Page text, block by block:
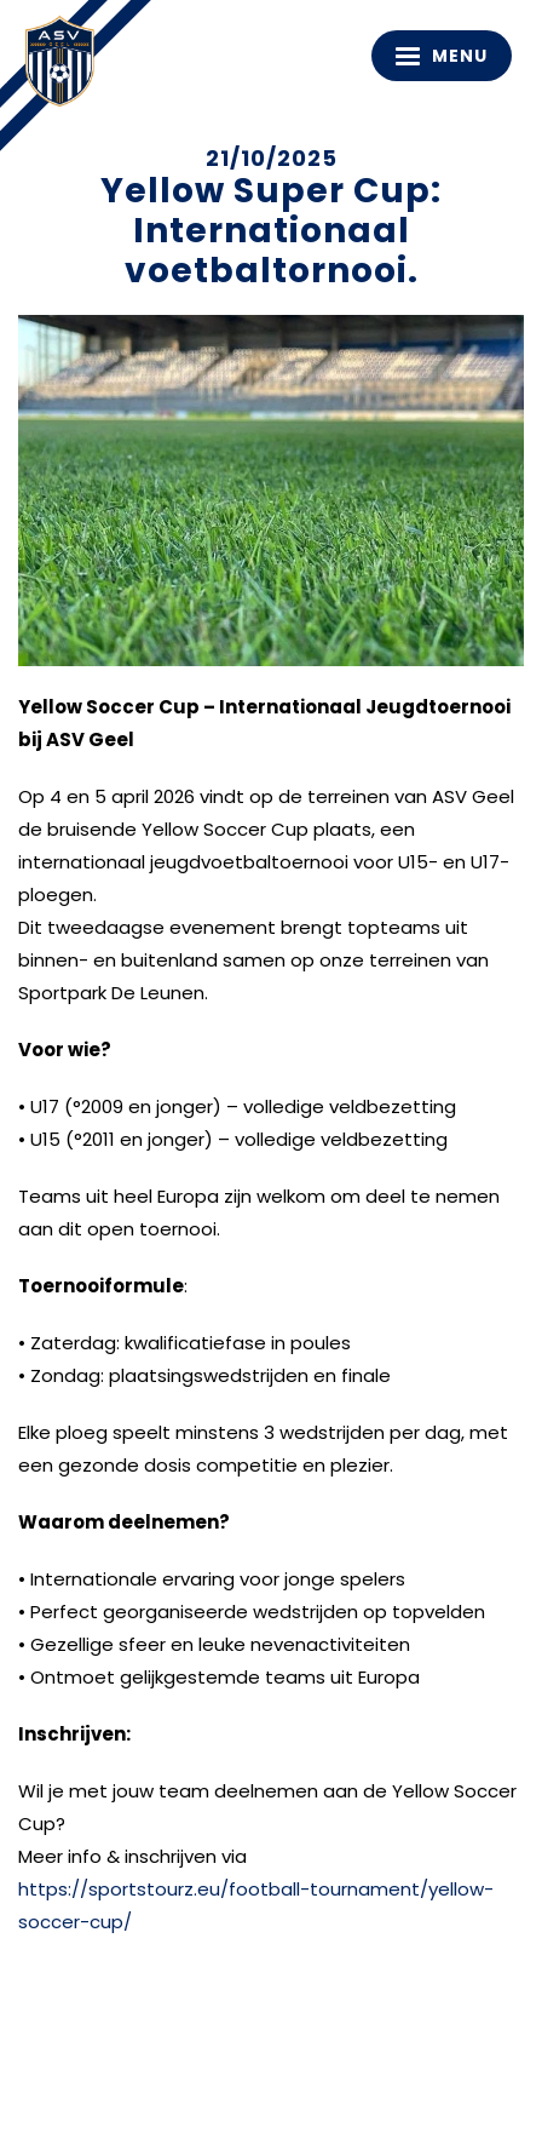
MENU
21/10/2025
Yellow Super Cup:
Internationaal
voetbaltornooi.
Yellow Soccer Cup – Internationaal Jeugdtoernooi
bij ASV Geel
Op 4 en 5 april 2026 vindt op de terreinen van ASV Geel
de bruisende Yellow Soccer Cup plaats, een
internationaal jeugdvoetbaltoernooi voor U15- en U17-
ploegen.
Dit tweedaagse evenement brengt topteams uit
binnen- en buitenland samen op onze terreinen van
Sportpark De Leunen.
Voor wie?
• U17 (°2009 en jonger) – volledige veldbezetting
• U15 (°2011 en jonger) – volledige veldbezetting
Teams uit heel Europa zijn welkom om deel te nemen
aan dit open toernooi.
Toernooiformule:
• Zaterdag: kwalificatiefase in poules
• Zondag: plaatsingswedstrijden en finale
Elke ploeg speelt minstens 3 wedstrijden per dag, met
een gezonde dosis competitie en plezier.
Waarom deelnemen?
• Internationale ervaring voor jonge spelers
• Perfect georganiseerde wedstrijden op topvelden
• Gezellige sfeer en leuke nevenactiviteiten
• Ontmoet gelijkgestemde teams uit Europa
Inschrijven:
Wil je met jouw team deelnemen aan de Yellow Soccer
Cup?
Meer info & inschrijven via
https://sportstourz.eu/football-tournament/yellow-
soccer-cup/